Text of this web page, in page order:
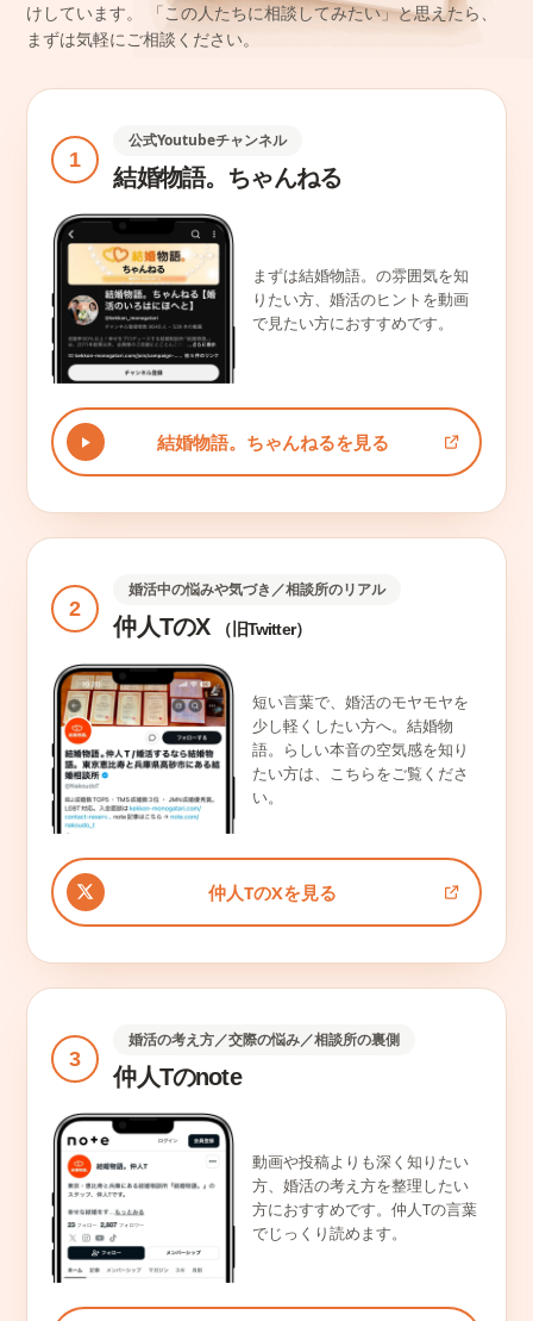
けしています。
「この人たちに相談してみたい」と思えたら、
まずは気軽にご相談ください。
1
公式Youtubeチャンネル
結婚物語。ちゃんねる
まずは結婚物語。の雰囲気を知
りたい方、婚活のヒントを動画
で見たい方におすすめです。
結婚物語。ちゃんねるを見る
2
婚活中の悩みや気づき／相談所のリアル
仲人TのX （旧Twitter）
短い言葉で、婚活のモヤモヤを
少し軽くしたい方へ。結婚物
語。らしい本音の空気感を知り
たい方は、こちらをご覧くださ
い。
仲人TのXを見る
3
婚活の考え方／交際の悩み／相談所の裏側
仲人Tのnote
動画や投稿よりも深く知りたい
方、婚活の考え方を整理したい
方におすすめです。仲人Tの言葉
でじっくり読めます。